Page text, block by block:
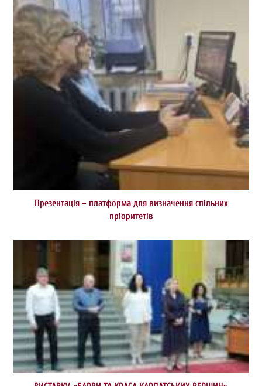
Презентація – платформа для визначення спільних
пріоритетів